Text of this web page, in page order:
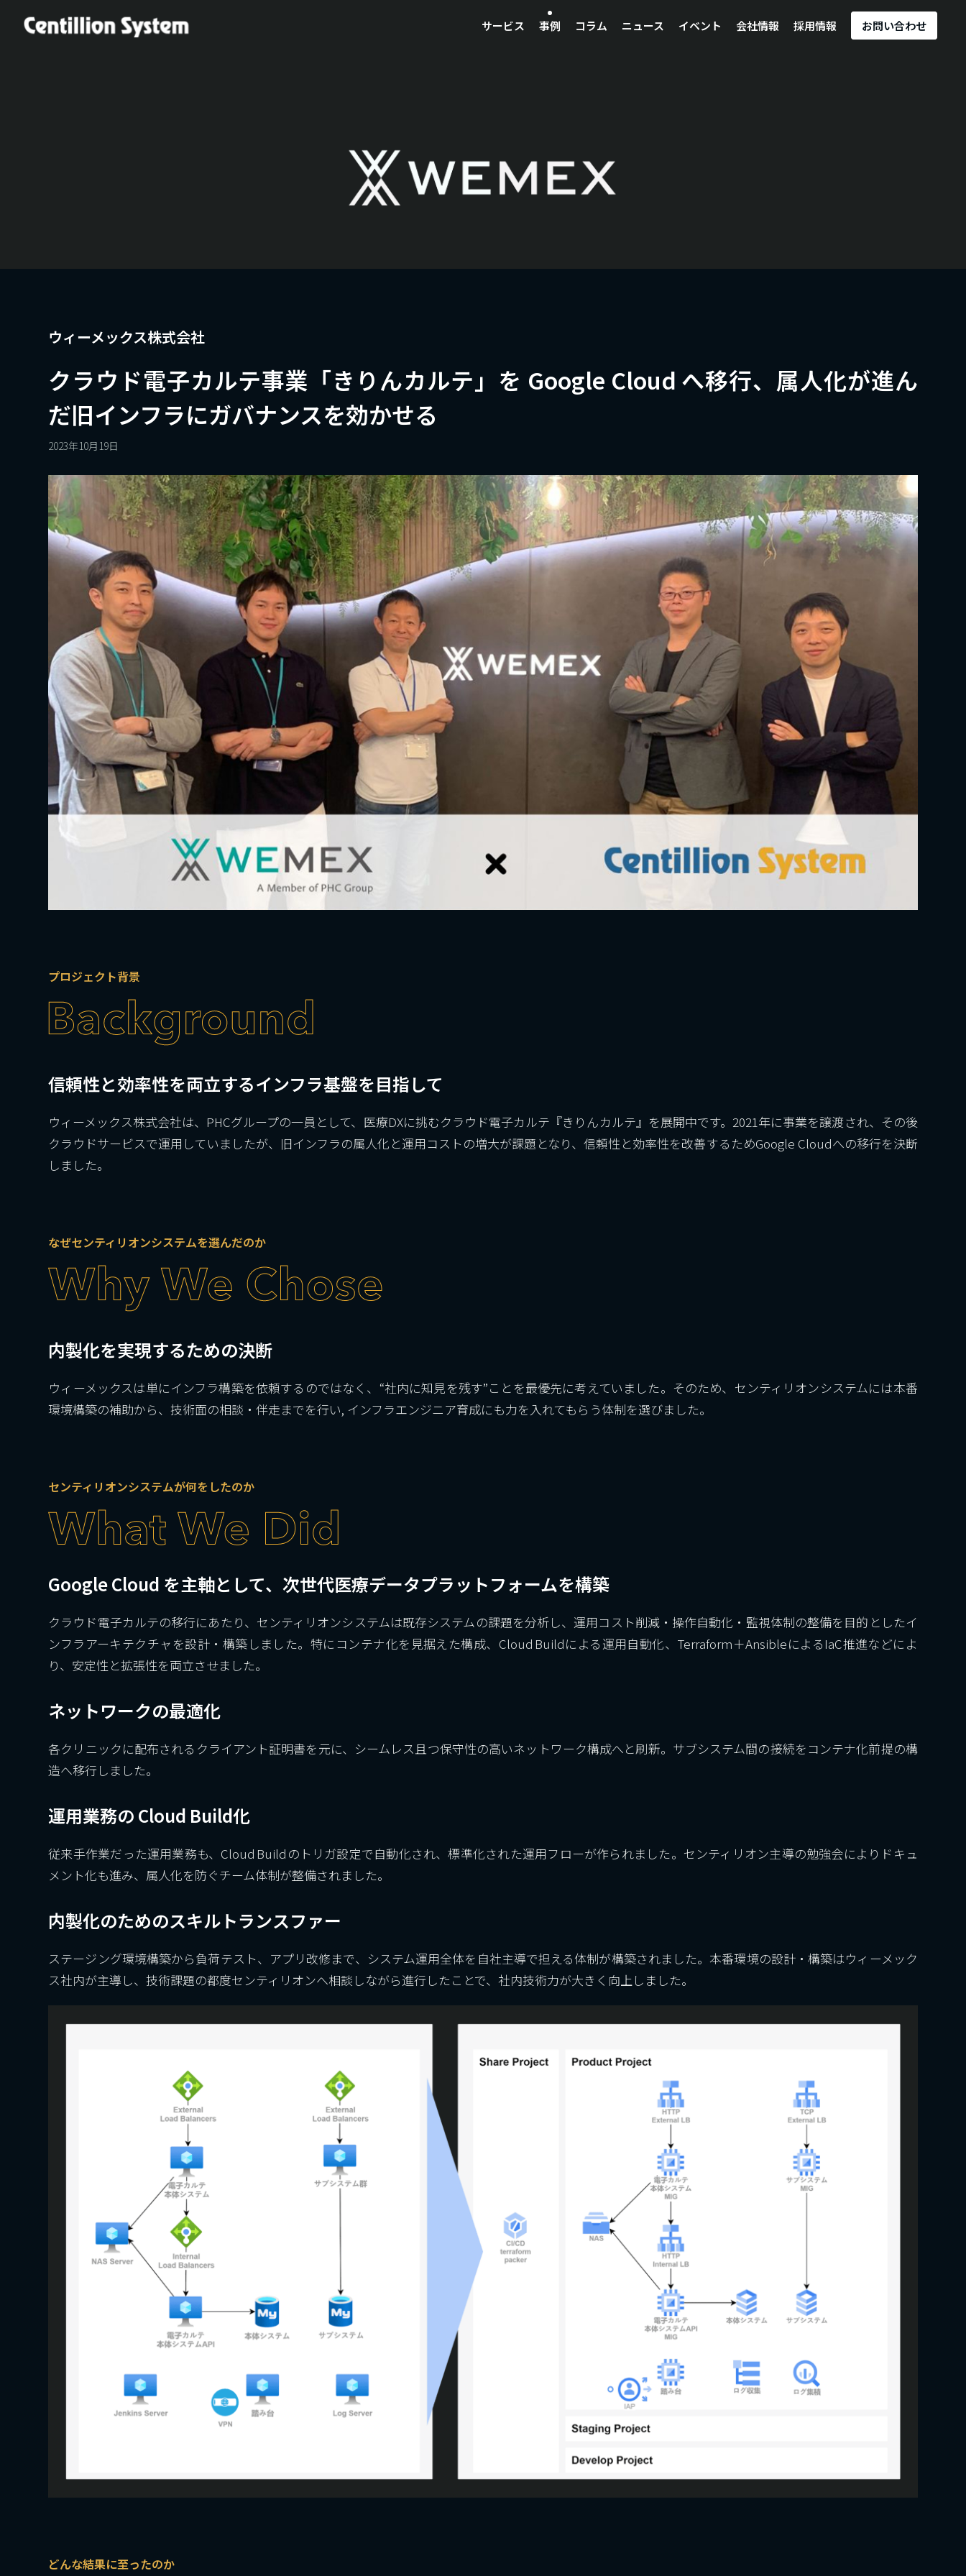
サービス 事例 コラム ニュース イベント 会社情報 採用情報 お問い合わせ
ウィーメックス株式会社
クラウド電子カルテ事業「きりんカルテ」を Google Cloud へ移行、属人化が進ん
だ旧インフラにガバナンスを効かせる
2023年10月19日
プロジェクト背景
信頼性と効率性を両立するインフラ基盤を目指して
ウィーメックス株式会社は、PHCグループの一員として、医療DXに挑むクラウド電子カルテ『きりんカルテ』を展開中です。2021年に事業を譲渡され、その後
クラウドサービスで運用していましたが、旧インフラの属人化と運用コストの増大が課題となり、信頼性と効率性を改善するためGoogle Cloudへの移行を決断
しました。
なぜセンティリオンシステムを選んだのか
内製化を実現するための決断
ウィーメックスは単にインフラ構築を依頼するのではなく、“社内に知見を残す”ことを最優先に考えていました。そのため、センティリオンシステムには本番
環境構築の補助から、技術面の相談・伴走までを行い, インフラエンジニア育成にも力を入れてもらう体制を選びました。
センティリオンシステムが何をしたのか
Google Cloud を主軸として、次世代医療データプラットフォームを構築
クラウド電子カルテの移行にあたり、センティリオンシステムは既存システムの課題を分析し、運用コスト削減・操作自動化・監視体制の整備を目的としたイ
ンフラアーキテクチャを設計・構築しました。特にコンテナ化を見据えた構成、Cloud Buildによる運用自動化、Terraform＋AnsibleによるIaC推進などによ
り、安定性と拡張性を両立させました。
ネットワークの最適化
各クリニックに配布されるクライアント証明書を元に、シームレス且つ保守性の高いネットワーク構成へと刷新。サブシステム間の接続をコンテナ化前提の構
造へ移行しました。
運用業務の Cloud Build化
従来手作業だった運用業務も、Cloud Buildのトリガ設定で自動化され、標準化された運用フローが作られました。センティリオン主導の勉強会によりドキュ
メント化も進み、属人化を防ぐチーム体制が整備されました。
内製化のためのスキルトランスファー
ステージング環境構築から負荷テスト、アプリ改修まで、システム運用全体を自社主導で担える体制が構築されました。本番環境の設計・構築はウィーメック
ス社内が主導し、技術課題の都度センティリオンへ相談しながら進行したことで、社内技術力が大きく向上しました。
どんな結果に至ったのか